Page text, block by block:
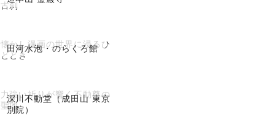
古刹
田河水泡・のらくろ館
懐かし漫画の世界に浸るひ
ととき
深川不動堂（成田山 東京
別院）
力強い祈りが響く不動尊の
聖地